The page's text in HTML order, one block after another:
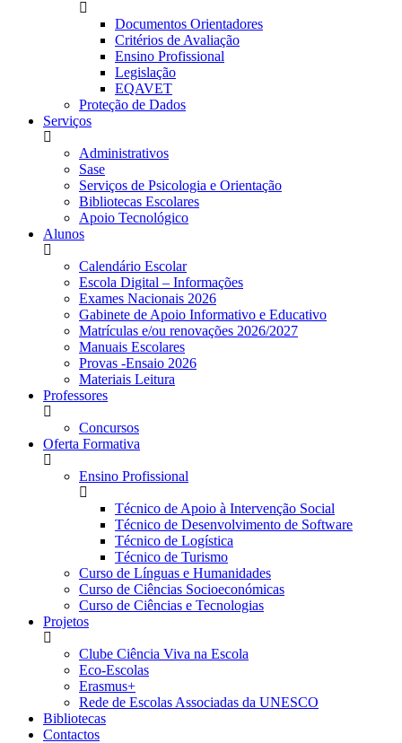
Documentos Orientadores
Critérios de Avaliação
Ensino Profissional
Legislação
EQAVET
Proteção de Dados
Serviços
Administrativos
Sase
Serviços de Psicologia e Orientação
Bibliotecas Escolares
Apoio Tecnológico
Alunos
Calendário Escolar
Escola Digital – Informações
Exames Nacionais 2026
Gabinete de Apoio Informativo e Educativo
Matrículas e/ou renovações 2026/2027
Manuais Escolares
Provas -Ensaio 2026
Materiais Leitura
Professores
Concursos
Oferta Formativa
Ensino Profissional
Técnico de Apoio à Intervenção Social
Técnico de Desenvolvimento de Software
Técnico de Logística
Técnico de Turismo
Curso de Línguas e Humanidades
Curso de Ciências Socioeconómicas
Curso de Ciências e Tecnologias
Projetos
Clube Ciência Viva na Escola
Eco-Escolas
Erasmus+
Rede de Escolas Associadas da UNESCO
Bibliotecas
Contactos